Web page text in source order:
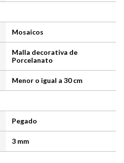
Mosaicos
Malla decorativa de
Porcelanato
Menor o igual a 30 cm
Pegado
3 mm